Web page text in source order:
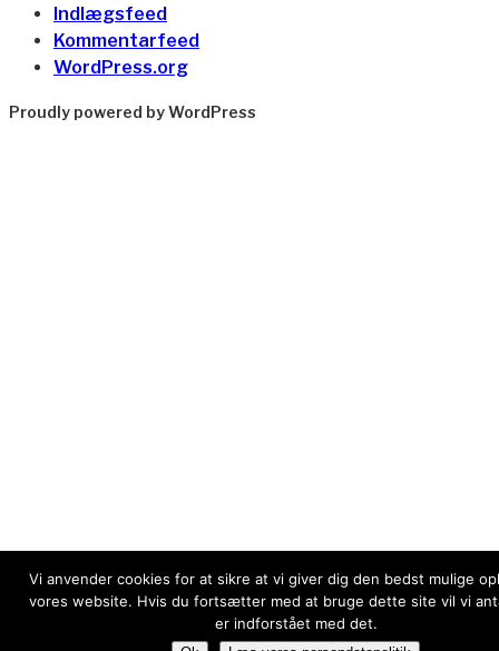
Indlægsfeed
Kommentarfeed
WordPress.org
Proudly powered by WordPress
Vi anvender cookies for at sikre at vi giver dig den bedst mulige
vores website. Hvis du fortsætter med at bruge dette site vil vi
er indforstået med det.